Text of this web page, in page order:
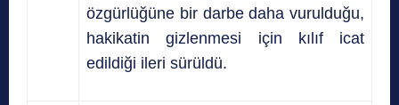
özgürlüğüne bir darbe daha vurulduğu,
hakikatin gizlenmesi için kılıf icat
edildiği ileri sürüldü.